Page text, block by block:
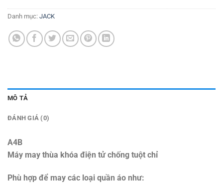
Danh mục: JACK
MÔ TẢ
ĐÁNH GIÁ (0)
A4B
Máy may thùa khóa điện tử chống tuột chỉ
Phù hợp để may các loại quần áo như: